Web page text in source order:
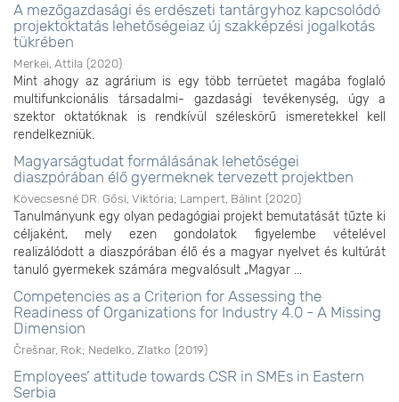
A mezőgazdasági és erdészeti tantárgyhoz kapcsolódó
projektoktatás lehetőségeiaz új szakképzési jogalkotás
tükrében
Merkei, Attila (2020)
Mint ahogy az agrárium is egy több terrüetet magába foglaló
multifunkcionális társadalmi- gazdasági tevékenység, úgy a
szektor oktatóknak is rendkívül széleskörű ismeretekkel kell
rendelkezniük.
Magyarságtudat formálásának lehetőségei
diaszpórában élő gyermeknek tervezett projektben
Kövecsesné DR. Gősi, Viktória; Lampert, Bálint (2020)
Tanulmányunk egy olyan pedagógiai projekt bemutatását tűzte ki
céljaként, mely ezen gondolatok figyelembe vételével
realizálódott a diaszpórában élő és a magyar nyelvet és kultúrát
tanuló gyermekek számára megvalósult „Magyar ...
Competencies as a Criterion for Assessing the
Readiness of Organizations for Industry 4.0 - A Missing
Dimension
Črešnar, Rok; Nedelko, Zlatko (2019)
Employees’ attitude towards CSR in SMEs in Eastern
Serbia